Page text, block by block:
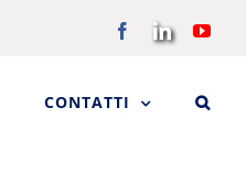
FacebookLinkedIn
CONTATTI